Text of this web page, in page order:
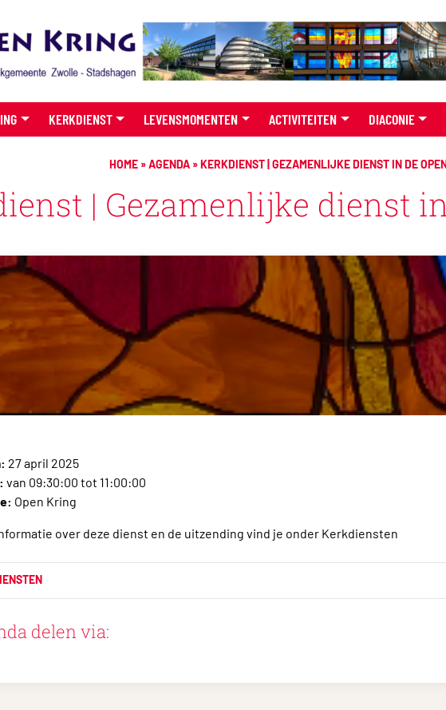
KERKDIENST LEVENSMOMENTEN ACTIVITEITEN DIACONIE
HOME»AGENDA»KERKDIENST | GEZAMENLIJKE DIENST IN DE
| Gezamenlijke dienst
27 april 2025
van 09:30:00 tot 11:00:00
Open Kring
over deze dienst en de uitzending vind je onder Kerkdiensten
delen via: